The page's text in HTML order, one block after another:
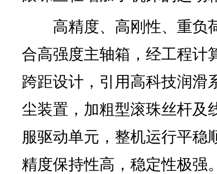
高精度、高刚性、重负
合高强度主轴箱，经工程计
跨距设计，引用高科技润滑
尘装置，加粗型滚珠丝杆及
服驱动单元，整机运行平稳
精度保持性高，稳定性极强